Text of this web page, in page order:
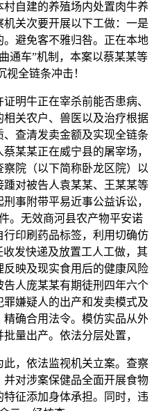
村自建的养殖场内处置肉牛养
关次要开展以下工做：一是
避免客不雅归咎。正在本地
通车”机制，本案以蔡某某等
视全链条冲击！
牛正在宰杀前能否患病、
关农户、兽医以及治疗根据
查清发卖金额及实现全链条
某某正在威宁县的屠宰场，
院（以下简称卧龙区院）以
对被告人袁某某、王某某等
事附带平易近事公益诉讼，
。无效商河县农产物平安诺
印刷药品标签，利用切确仿
发快递及放置工人工做，其
映及现实食用后的健康风险
人庞某某有期徒刑四年六个
嫌疑人的出产和发卖模式及
确合用法令。模仿实品从外
量出产。依法分层处置，
，依法监视机关立案。查察
对涉案保健品全面开展食物
征添加身体承担。同时，违